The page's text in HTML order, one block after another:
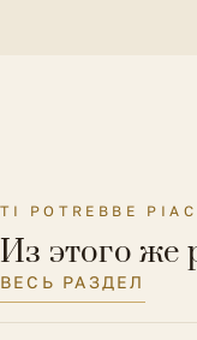
TI POTREBBE
Из этого же
ВЕСЬ РАЗДЕЛ